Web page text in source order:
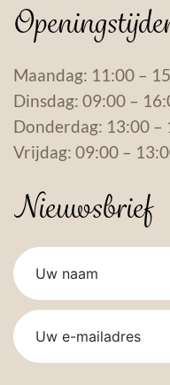
Maandag: 11:00 –
Dinsdag: 09:00 –
Donderdag: 13:00 –
Vrijdag: 09:00 –
Nieuwsbrief